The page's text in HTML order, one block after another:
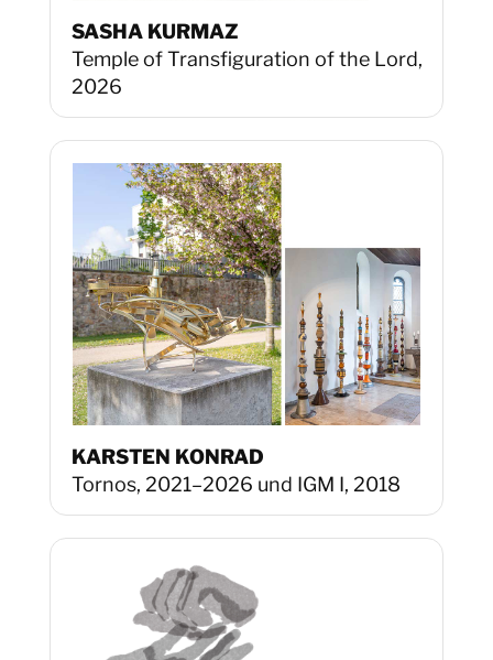
SASHA KURMAZ
Temple of Transfiguration of the Lord,
2026
KARSTEN KONRAD
Tornos, 2021–2026 und IGM I, 2018